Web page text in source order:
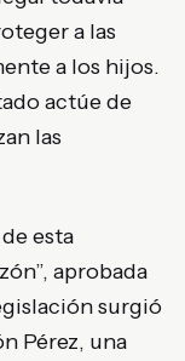
a las
a los hijos.
actúe de
las
esta
aprobada
surgió
Pérez, una